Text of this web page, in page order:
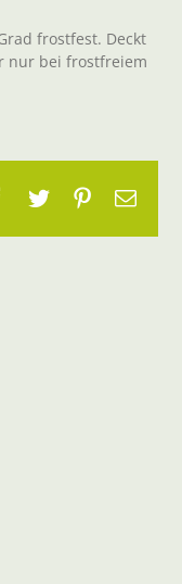
frostfest. Deckt
nur bei frostfreiem
Facebook
TwitterPinterest
E-